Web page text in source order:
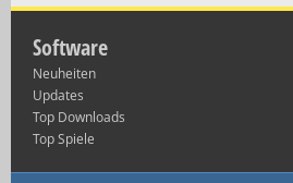
Software
Neuheiten
Updates
Top Downloads
Top Spiele